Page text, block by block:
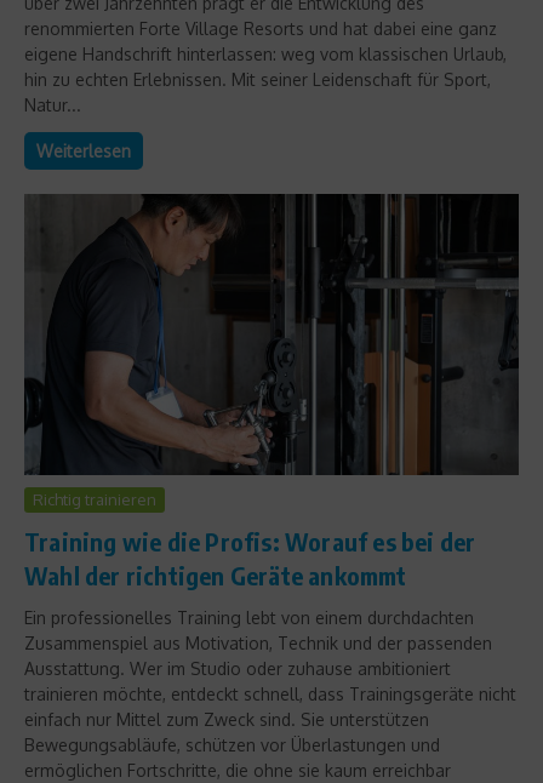
renommierten Forte Village Resorts und hat dabei eine ganz
eigene Handschrift hinterlassen: weg vom klassischen Urlaub,
hin zu echten Erlebnissen. Mit seiner Leidenschaft für Sport,
Natur...
Weiterlesen
Richtig trainieren
Training wie die Profis: Worauf es bei der
Wahl der richtigen Geräte ankommt
Ein professionelles Training lebt von einem durchdachten
Zusammenspiel aus Motivation, Technik und der passenden
Ausstattung. Wer im Studio oder zuhause ambitioniert
trainieren möchte, entdeckt schnell, dass Trainingsgeräte nicht
einfach nur Mittel zum Zweck sind. Sie unterstützen
Bewegungsabläufe, schützen vor Überlastungen und
ermöglichen Fortschritte, die ohne sie kaum erreichbar